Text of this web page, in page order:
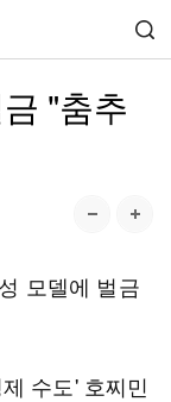
"춤추
모델에 벌금
수도' 호찌민